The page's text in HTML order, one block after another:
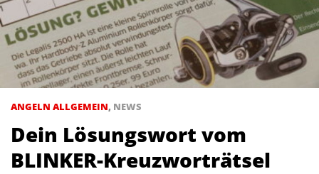
ANGELN ALLGEMEIN, NEWS
Dein Lösungswort vom
BLINKER-Kreuzworträtsel